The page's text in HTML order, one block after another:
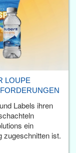
LOUPE
Labels ihren
ein
zugeschnitten ist.